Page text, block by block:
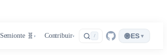
Semionte 🧬 ▾ Contribuir▾ / 🌐 ES ▾